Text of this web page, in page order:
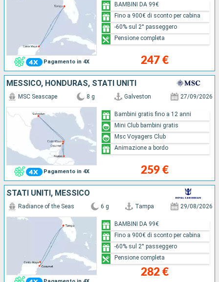
Pagamento in 4X 247 €
BAMBINI DA 99€
Fino a 900€ di sconto per cabina
-60% sul 2° passeggero
Pensione completa
MESSICO, HONDURAS, STATI UNITI
Pagamento in 4X
MSC Seascape 8 g Galveston 27/09/2026
259 €
Bambini gratis fino a 12 anni
Mini Club bambini gratis
Msc Voyagers Club
Animazione a bordo
STATI UNITI, MESSICO
Radiance of the Seas 6 g Tampa 29/08/2026
282 €
BAMBINI DA 99€
Fino a 900€ di sconto per cabina
-60% sul 2° passeggero
Pensione completa